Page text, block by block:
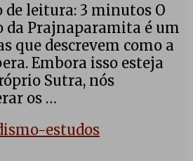
de leitura: 3 minutos O
da Prajnaparamita é um
que descrevem como a
Embora isso esteja
Sutra, nós
os …